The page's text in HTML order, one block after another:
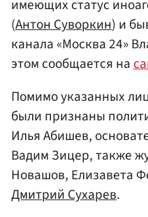
имеющих статус
(Антон Суворкин) и
канала «Москва 24»
этом сообщается на
Помимо указанных
были признаны
Илья Абишев,
Вадим Зицер, также
Новашов, Елизавета
Дмитрий Сухарев.